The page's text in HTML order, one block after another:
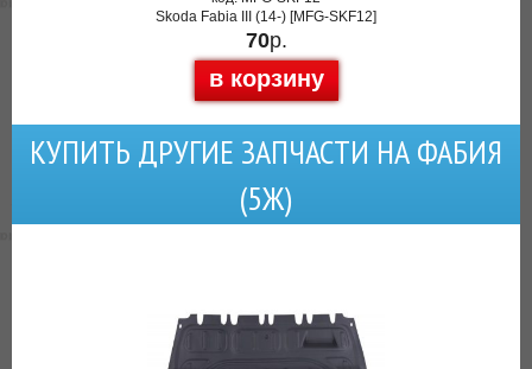
Skoda Fabia III (14-) [MFG-SKF12]
70р.
в корзину
КУПИТЬ ДРУГИЕ ЗАПЧАСТИ НА ФАБИЯ
(5Ж)